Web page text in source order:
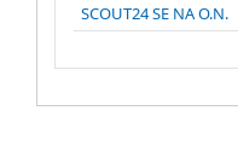
SCOUT24 SE NA O.N.